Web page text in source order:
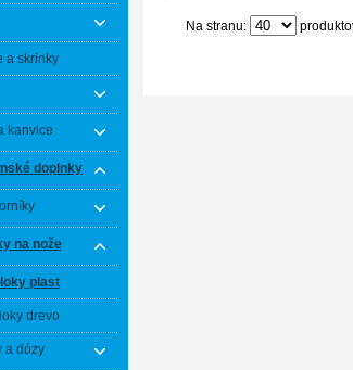
a skrinky
kanvice
doplnky
na nože
plast
drevo
a dózy
Na stranu: